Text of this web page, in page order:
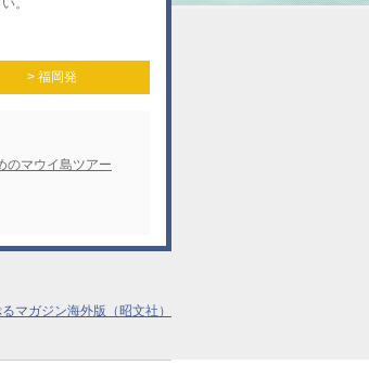
。
> 福岡発
のマウイ島ツアー
マガジン海外版（昭文社）